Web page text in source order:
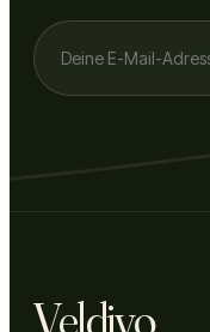
Veldivo